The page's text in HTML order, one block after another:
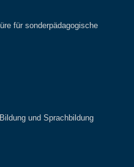
für sonderpädagogische
und Sprachbildung